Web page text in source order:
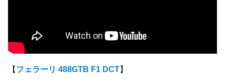
【 フェラーリ 488GTB F1 DCT】